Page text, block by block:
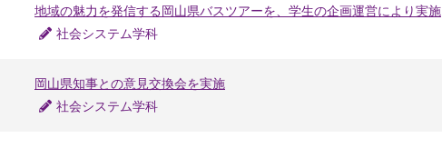
地域の魅力を発信する岡山県バスツアーを、学生の企画運営により実施
社会システム学科
岡山県知事との意見交換会を実施
社会システム学科